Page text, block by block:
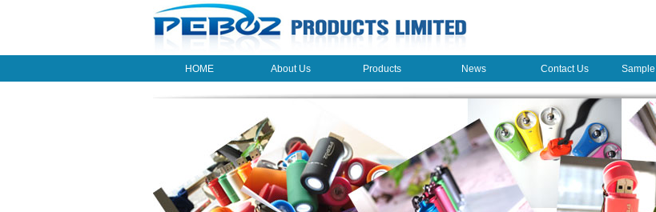
HOME About Us
About Us
Products News
News
Contact Us
Contact Us
"Destruction", "build" remarks
马航又坠机了
马年，马上消失....
觸摸面板大熱，深圳周邊部件企業紛紛涉足
從網絡空間的『叢林』中突圍(網絡轉載)